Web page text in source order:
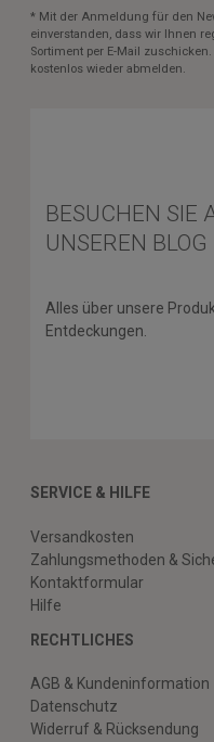
* Mit der Anmeldung für den
einverstanden, dass wir Ihnen
Sortiment per E-Mail
kostenlos wieder abmelden.
BESUCHEN SIE
UNSEREN BLOG
Alles über unsere
Entdeckungen.
SERVICE & HILFE
Versandkosten
Zahlungsmethoden &
Kontaktformular
Hilfe
RECHTLICHES
AGB & Kundeninformation
Datenschutz
Widerruf & Rücksendung